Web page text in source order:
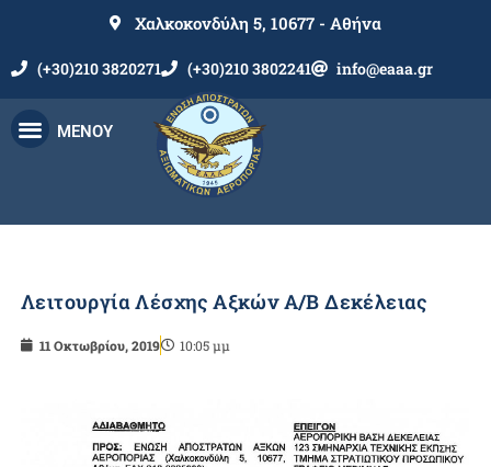
Χαλκοκονδύλη 5, 10677 - Αθήνα
(+30)210 3820271 (+30)210 3802241 info@eaaa.gr
ΜΕΝΟΥ
Λειτουργία Λέσχης Αξκών Α/Β Δεκέλειας
11 Οκτωβρίου, 2019 10:05 μμ